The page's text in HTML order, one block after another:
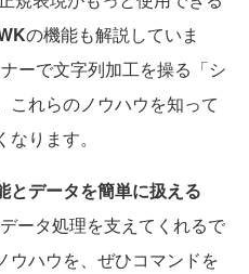
の機能も解説していま
ーで文字列加工を操る「シ
これらのノウハウを知って
ります。
とデータを簡単に扱える
ータ処理を支えてくれるで
ウハウを、ぜひコマンドを